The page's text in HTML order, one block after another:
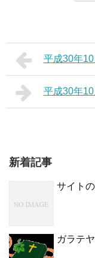
平成30年
平成30年
新着記事
サイト
ガラテ